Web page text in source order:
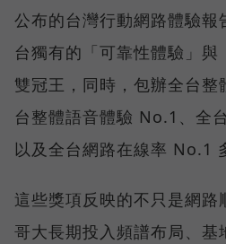
公布的台灣行動網路體驗報
台獨有的「可靠性體驗」
雙冠王，同時，包辦全台
台整體語音體驗 No.1、全
以及全台網路在線率 No.1
這些獎項反映的不只是網路
哥大長期投入頻譜布局、基